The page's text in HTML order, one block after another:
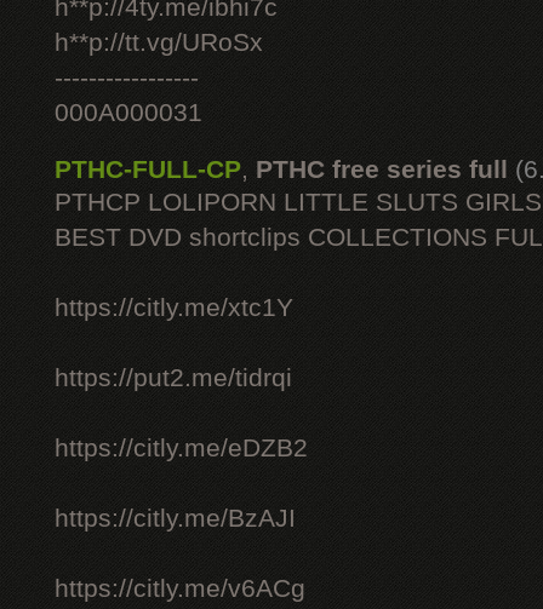
h**p://4ty.me/ibhi7c
h**p://tt.vg/URoSx
-----------------
000A000031
PTHC-FULL-CP, PTHC free series full
PTHCP LOLIPORN LITTLE SLUTS
BEST DVD shortclips COLLECTIONS
https://citly.me/xtc1Y
https://put2.me/tidrqi
https://citly.me/eDZB2
https://citly.me/BzAJI
https://citly.me/v6ACg